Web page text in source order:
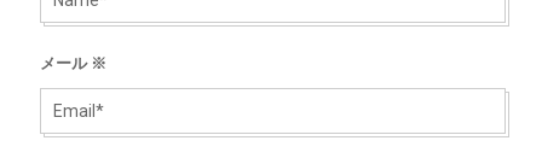
メール ※